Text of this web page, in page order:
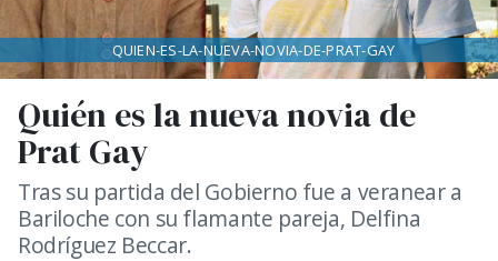
Quién es la nueva novia de
Prat Gay
Tras su partida del Gobierno fue a veranear a
Bariloche con su flamante pareja, Delfina
Rodríguez Beccar.
QUIEN-ES-LA-NUEVA-NOVIA-DE-PRAT-GAY